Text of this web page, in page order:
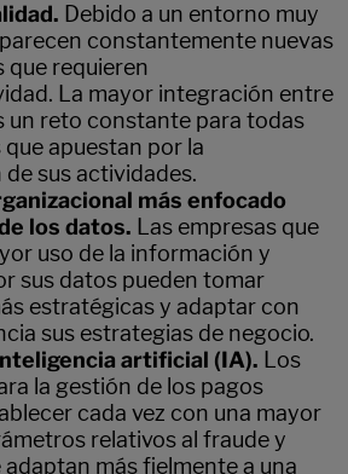
Debido a un entorno muy
constantemente nuevas
que requieren
La mayor integración entre
un reto constante para todas
que apuestan por la
sus actividades.
más enfocado
los datos. Las empresas que
uso de la información y
sus datos pueden tomar
estratégicas y adaptar con
sus estrategias de negocio.
artificial (IA). Los
la gestión de los pagos
cada vez con una mayor
relativos al fraude y
adaptan más fielmente a una